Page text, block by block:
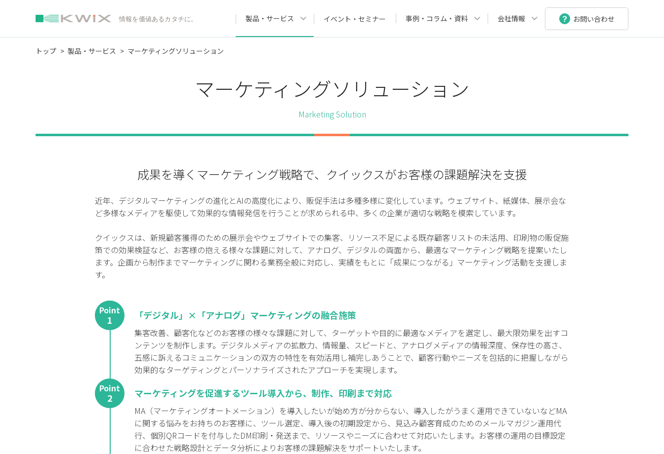
情報を価値あるカタチに。 製品・サービス イベント・セミナー 事例・コラム・資料 会社情報 お問い合わせ
トップ 製品・サービス マーケティングソリューション
マーケティングソリューション
Marketing Solution
成果を導くマーケティング戦略で、クイックスがお客様の課題解決を支援
近年、デジタルマーケティングの進化とAIの高度化により、販促手法は多種多様に変化しています。ウェブサイト、紙媒体、展示会な
ど多様なメディアを駆使して効果的な情報発信を行うことが求められる中、多くの企業が適切な戦略を模索しています。
クイックスは、新規顧客獲得のための展示会やウェブサイトでの集客、リソース不足による既存顧客リストの未活用、印刷物の販促施
策での効果検証など、お客様の抱える様々な課題に対して、アナログ、デジタルの両面から、最適なマーケティング戦略を提案いたし
ます。企画から制作までマーケティングに関わる業務全般に対応し、実績をもとに「成果につながる」マーケティング活動を支援しま
す。
Point
1 「デジタル」×「アナログ」マーケティングの融合施策
集客改善、顧客化などのお客様の様々な課題に対して、ターゲットや目的に最適なメディアを選定し、最大限効果を出すコ
ンテンツを制作します。デジタルメディアの拡散力、情報量、スピードと、アナログメディアの情報深度、保存性の高さ、
五感に訴えるコミュニケ―ションの双方の特性を有効活用し補完しあうことで、顧客行動やニーズを包括的に把握しながら
効果的なターゲティングとパーソナライズされたアプローチを実現します。
Point
2 マーケティングを促進するツール導入から、制作、印刷まで対応
MA（マーケティングオートメーション）を導入したいが始め方が分からない、導入したがうまく運用できていないなどMA
に関する悩みをお持ちのお客様に、ツール選定、導入後の初期設定から、見込み顧客育成のためのメールマガジン運用代
行、個別QRコードを付与したDM印刷・発送まで、リソースやニーズに合わせて対応いたします。お客様の運用の目標設定
に合わせた戦略設計とデータ分析によりお客様の課題解決をサポートいたします。